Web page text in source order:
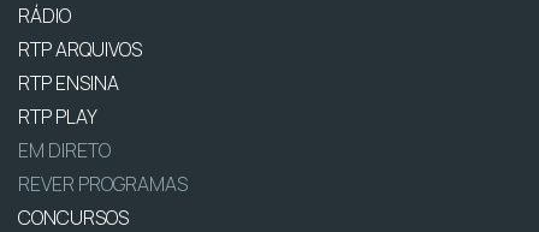
RÁDIO
RTP ARQUIVOS
RTP ENSINA
RTP PLAY
EM DIRETO
REVER PROGRAMAS
CONCURSOS